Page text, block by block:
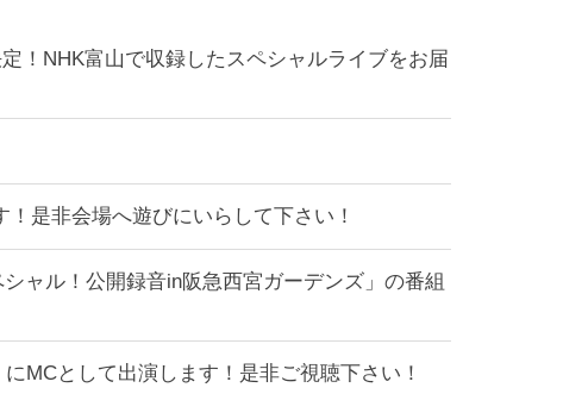
！NHK富山で収録したスペシャルライブをお届
是非会場へ遊びにいらして下さい！
ャル！公開録音in阪急西宮ガーデンズ」の番組
MCとして出演します！是非ご視聴下さい！